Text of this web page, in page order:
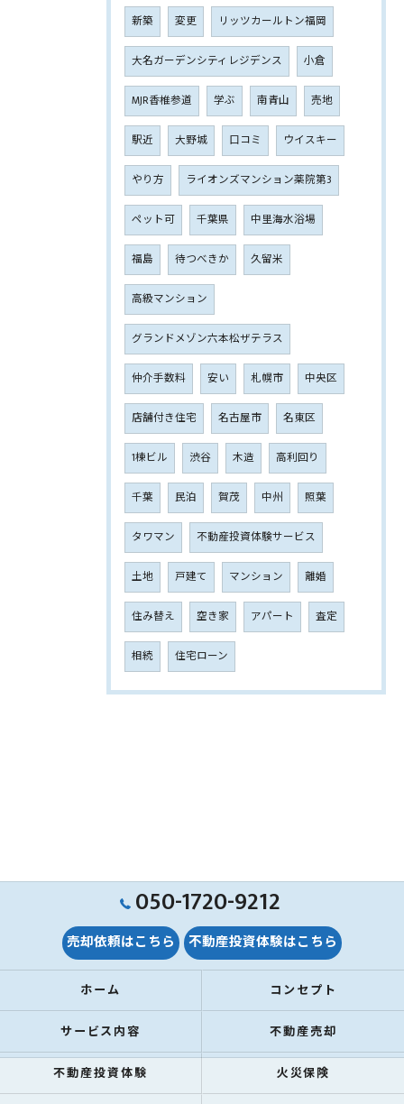
新築 変更 リッツカールトン福岡
大名ガーデンシティレジデンス 小倉
MJR香椎参道 学ぶ 南青山 売地
駅近 大野城 口コミ ウイスキー
やり方 ライオンズマンション薬院第3
ペット可 千葉県 中里海水浴場
福島 待つべきか 久留米
高級マンション
グランドメゾン六本松ザテラス
仲介手数料 安い 札幌市 中央区
店舗付き住宅 名古屋市 名東区
1棟ビル 渋谷 木造 高利回り
千葉 民泊 賀茂 中州 照葉
タワマン 不動産投資体験サービス
土地 戸建て マンション 離婚
住み替え 空き家 アパート 査定
相続 住宅ローン
050-1720-9212
売却依頼はこちら 不動産投資体験はこちら
ホーム コンセプト
サービス内容 不動産売却
不動産投資体験 火災保険